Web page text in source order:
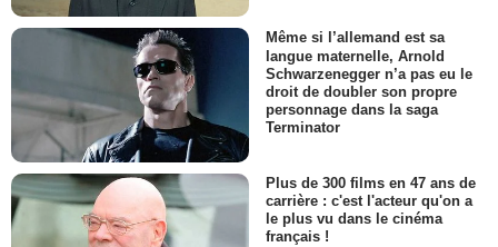
Même si l’allemand est sa
langue maternelle, Arnold
Schwarzenegger n’a pas eu le
droit de doubler son propre
personnage dans la saga
Terminator
Plus de 300 films en 47 ans de
carrière : c'est l'acteur qu'on a
le plus vu dans le cinéma
français !